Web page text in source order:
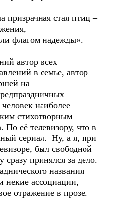
призрачная стая птиц –
флагом надежды».
автор всех
в семье, автор
на
наиболее
стихотворным
По её телевизору, что в
сериал. Ну, а я, при
был свободной
принялся за дело.
названия
некие ассоциации,
отражение в прозе.